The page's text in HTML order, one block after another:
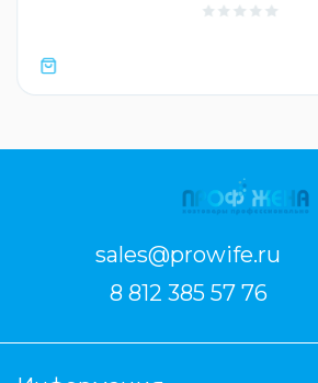
sales@prowife.ru
8 812 385 57 76